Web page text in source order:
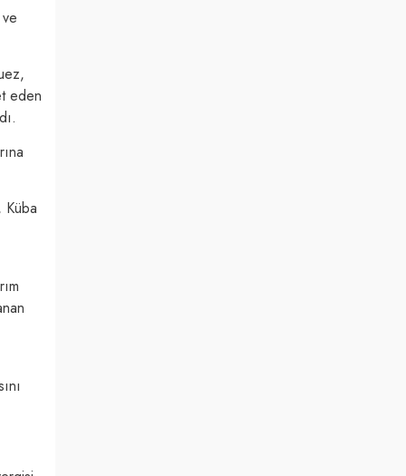
eden
Küba